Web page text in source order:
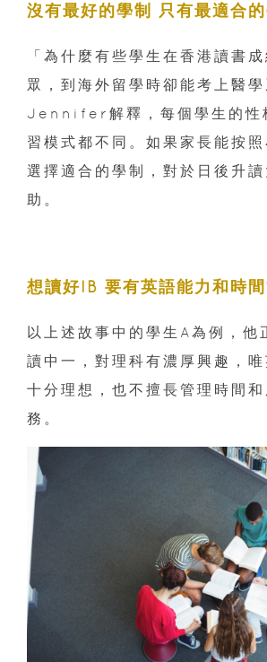
沒有最好的學制 只有最適合的
「為什麼有些學生在香港讀書
眾，到海外留學時卻能考上醫學
Jennifer解釋，每個學生的性
習模式都不同。如果家長能按
選擇適合的學制，對於日後升
助。
想讀好IB 要有英語能力和時
以上述故事中的學生A為例，他
讀中一，對理科有濃厚興趣，
十分理想，也不擅長管理時間
務。